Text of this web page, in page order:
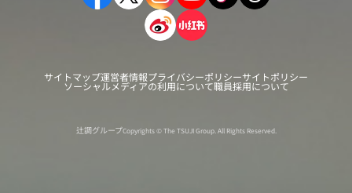
サイトマップ運営者情報プライバシーポリシーサイトポリシー
ソーシャルメディアの利用について職員採用について
辻調グループCopyrights © The TSUJI Group. All Rights Reserved.